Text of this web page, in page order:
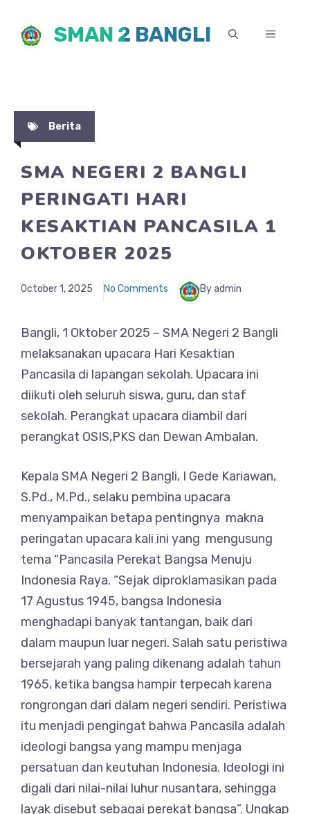
SMAN 2 BANGLI MENU
Berita
SMA NEGERI 2 BANGLI
PERINGATI HARI
KESAKTIAN PANCASILA 1
OKTOBER 2025
October 1, 2025 No Comments By admin
Bangli, 1 Oktober 2025 – SMA Negeri 2 Bangli
melaksanakan upacara Hari Kesaktian
Pancasila di lapangan sekolah. Upacara ini
diikuti oleh seluruh siswa, guru, dan staf
sekolah. Perangkat upacara diambil dari
perangkat OSIS,PKS dan Dewan Ambalan.
Kepala SMA Negeri 2 Bangli, I Gede Kariawan,
S.Pd., M.Pd., selaku pembina upacara
menyampaikan betapa pentingnya makna
peringatan upacara kali ini yang mengusung
tema “Pancasila Perekat Bangsa Menuju
Indonesia Raya. “Sejak diproklamasikan pada
17 Agustus 1945, bangsa Indonesia
menghadapi banyak tantangan, baik dari
dalam maupun luar negeri. Salah satu peristiwa
bersejarah yang paling dikenang adalah tahun
1965, ketika bangsa hampir terpecah karena
rongrongan dari dalam negeri sendiri. Peristiwa
itu menjadi pengingat bahwa Pancasila adalah
ideologi bangsa yang mampu menjaga
persatuan dan keutuhan Indonesia. Ideologi ini
digali dari nilai-nilai luhur nusantara, sehingga
layak disebut sebagai perekat bangsa”. Ungkap